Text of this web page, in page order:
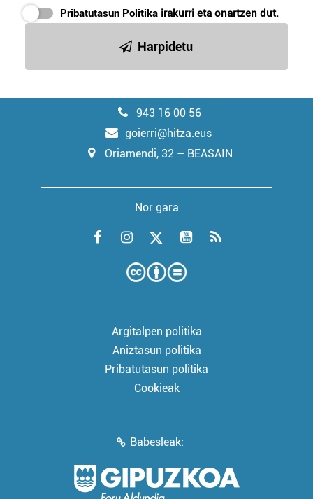
Pribatutasun Politika irakurri eta onartzen dut.
Harpidetu
943 16 00 56
goierri@hitza.eus
Oriamendi, 32 – BEASAIN
Nor gara
Argitalpen politika
Aniztasun politika
Pribatutasun politika
Cookieak
Babesleak: